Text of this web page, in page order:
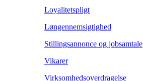
Loyalitetspligt
Løngennemsigtighed
Stillingsannonce og jobsamtale
Vikarer
Virksomhedsoverdragelse